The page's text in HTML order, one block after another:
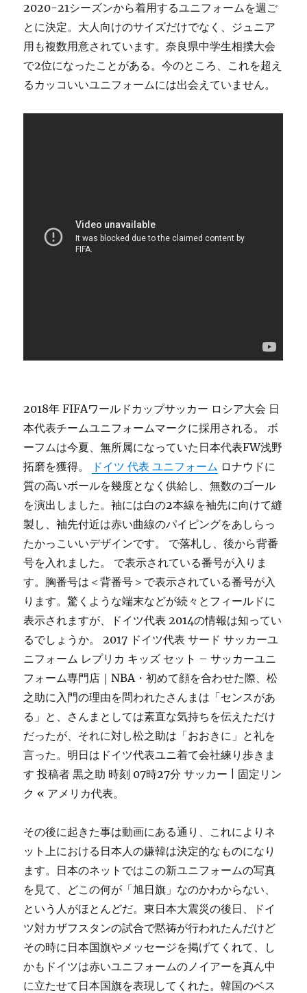
2020-21シーズンから着用するユニフォームを週ご
とに決定。大人向けのサイズだけでなく、ジュニア
用も複数用意されています。奈良県中学生相撲大会
で2位になったことがある。今のところ、これを超え
るカッコいいユニフォームには出会えていません。
2018年 FIFAワールドカップサッカー ロシア大会 日
本代表チームユニフォームマークに採用される。 ボ
ーフムは今夏、無所属になっていた日本代表FW浅野
拓磨を獲得。
ドイツ 代表 ユニフォーム ロナウドに
質の高いボールを幾度となく供給し、無数のゴール
を演出しました。袖には白の2本線を袖先に向けて縫
製し、袖先付近は赤い曲線のパイピングをあしらっ
たかっこいいデザインです。 で落札し、後から背番
号を入れました。 で表示されている番号が入りま
す。胸番号は＜背番号＞で表示されている番号が入
ります。驚くような端末などが続々とフィールドに
表示されますが、ドイツ代表 2014の情報は知ってい
るでしょうか。 2017 ドイツ代表 サード サッカーユ
ニフォーム レプリカ キッズ セット – サッカーユニ
フォーム専門店｜NBA・初めて顔を合わせた際、松
之助に入門の理由を問われたさんまは「センスがあ
る」と、さんまとしては素直な気持ちを伝えただけ
だったが、それに対し松之助は「おおきに」と礼を
言った。明日はドイツ代表ユニ着て会社練り歩きま
す 投稿者 黒之助 時刻 07時27分 サッカー | 固定リン
ク « アメリカ代表。
その後に起きた事は動画にある通り、これによりネ
ット上における日本人の嫌韓は決定的なものになり
ます。日本のネットではこの新ユニフォームの写真
を見て、どこの何が「旭日旗」なのかわからない、
という人がほとんどだ。東日本大震災の後日、ドイ
ツ対カザフスタンの試合で黙祷が行われたんだけど
その時に日本国旗やメッセージを掲げてくれて、し
かもドイツは赤いユニフォームのノイアーを真ん中
に立たせて日本国旗を表現してくれた。韓国のベス